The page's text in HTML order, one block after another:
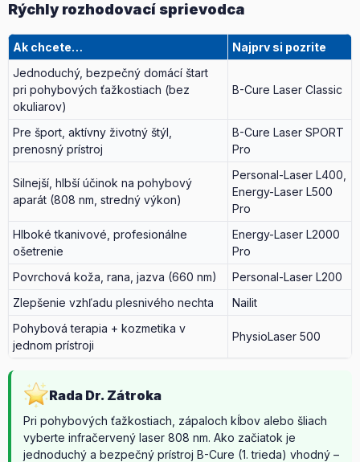
Rýchly rozhodovací sprievodca
Ak chcete…
Najprv si pozrite
Jednoduchý, bezpečný domácí štart
pri pohybových ťažkostiach (bez
okuliarov)
B-Cure Laser Classic
Pre šport, aktívny životný štýl,
prenosný prístroj
B-Cure Laser SPORT
Pro
Silnejší, hlbší účinok na pohybový
aparát (808 nm, stredný výkon)
Personal-Laser L400
Energy-Laser L500
Pro
Hlboké tkanivové, profesionálne
ošetrenie
Energy-Laser L2000
Pro
Povrchová koža, rana, jazva (660 nm)
Personal-Laser L200
Zlepšenie vzhľadu plesnivého nechta
Nailit
Pohybová terapia + kozmetika v
jednom prístroji
PhysioLaser 500
Rada Dr. Zátroka
Pri pohybových ťažkostiach, zápaloch kĺbov alebo šliach
vyberte infračervený laser 808 nm. Ako začiatok je
jednoduchý a bezpečný prístroj B-Cure (1. trieda) vhodný –